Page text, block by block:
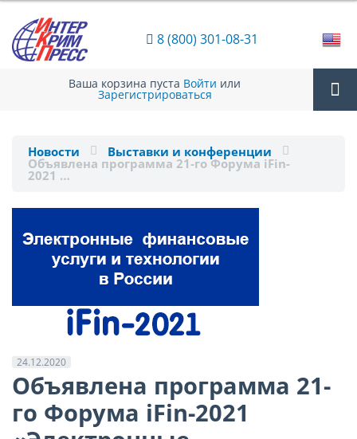
8 (800) 301-08-31
Ваша корзина пуста Войти или
Зарегистрироваться
Новости Выставки и конференции
Объявлена программа 21-го Форума iFin-
2021 …
24.12.2020
Объявлена программа 21-
го Форума iFin-2021